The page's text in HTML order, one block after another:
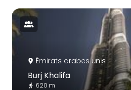
Émirats arabes unis
Burj Khalifa
620 m